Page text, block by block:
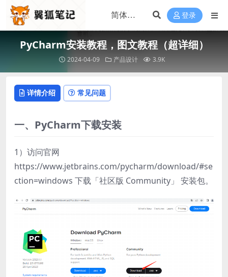
登录
PyCharm安装教程，图文教程（超详细）
2024-04-09 产品设计 3.9K
详情介绍 常见问题
一、PyCharm下载安装
1）访问官网
https://www.jetbrains.com/pycharm/download/#se
ction=windows 下载「社区版 Community」 安装包。